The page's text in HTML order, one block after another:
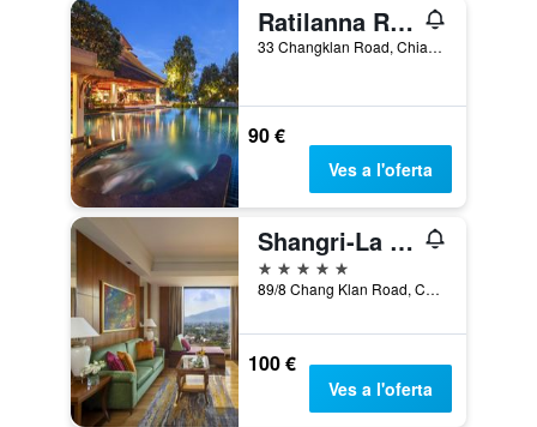
Ratilanna Riverside Spa Resort
33 Changklan Road, Chiang Mai, Tailàndia
90 €
Ves a l'oferta
Shangri-La Chiang Mai
5 estrelles
89/8 Chang Klan Road, Chiang Mai, Tailàndia
100 €
Ves a l'oferta